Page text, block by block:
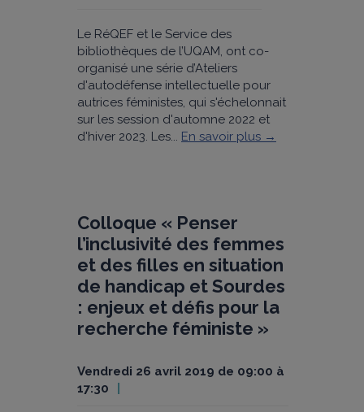
Le RéQEF et le Service des
bibliothèques de l’UQAM, ont co-
organisé une série d’Ateliers
d'autodéfense intellectuelle pour
autrices féministes, qui s'échelonnait
sur les session d'automne 2022 et
d'hiver 2023. Les... En savoir plus →
Colloque « Penser
l’inclusivité des femmes
et des filles en situation
de handicap et Sourdes
: enjeux et défis pour la
recherche féministe »
vendredi 26 avril 2019 de 09:00 à
17:30